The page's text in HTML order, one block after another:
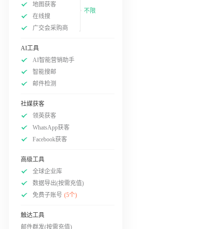
地图获客
在线搜
广交会采购商
不限
AI工具
AI智能营销助手
智能搜邮
邮件检测
社媒获客
领英获客
WhatsApp获客
Facebook获客
高级工具
全球企业库
数据导出(按需充值)
免费子账号 (5个)
触达工具
邮件群发(按需充值)